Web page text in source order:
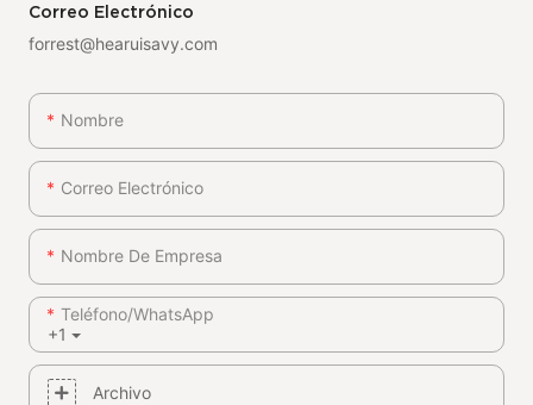
Correo Electrónico
forrest@hearuisavy.com
Nombre
Correo Electrónico
Nombre De Empresa
+1
Teléfono/WhatsApp
Archivo